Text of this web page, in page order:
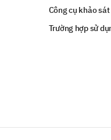
comments you'd like
Công cụ khảo sát
Trường hợp sử